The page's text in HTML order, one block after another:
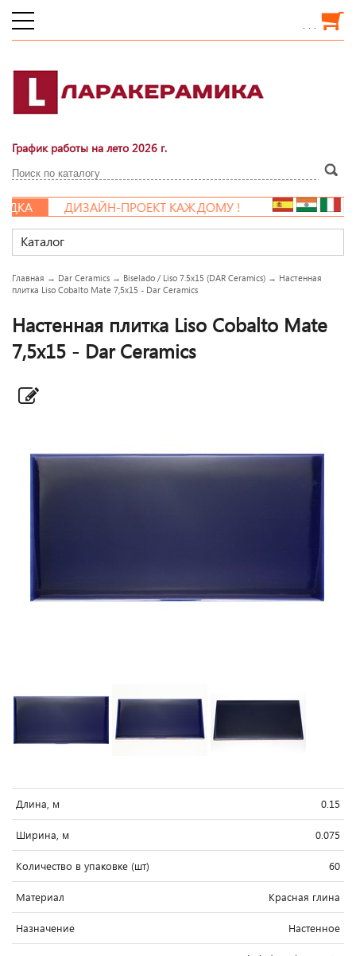
. . .
График работы на лето 2026 г.
ДИЗАЙН-ПРОЕКТ КАЖДОМУ !
Каталог
Главная → Dar Ceramics → Biselado / Liso 7.5x15 (DAR Ceramics) → Настенная
плитка Liso Cobalto Mate 7,5x15 - Dar Ceramics
Настенная плитка Liso Cobalto Mate
7,5x15 - Dar Ceramics
Длина, м 0.15
Ширина, м 0.075
Количество в упаковке (шт) 60
Материал Красная глина
Назначение Настенное